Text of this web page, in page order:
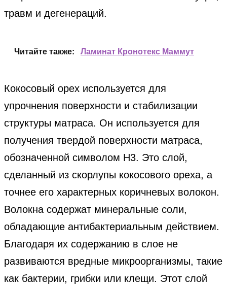
травм и дегенераций.
Читайте также: Ламинат Кронотекс Маммут
Кокосовый орех используется для
упрочнения поверхности и стабилизации
структуры матраса. Он используется для
получения твердой поверхности матраса,
обозначенной символом H3. Это слой,
сделанный из скорлупы кокосового ореха, а
точнее его характерных коричневых волокон.
Волокна содержат минеральные соли,
обладающие антибактериальным действием.
Благодаря их содержанию в слое не
развиваются вредные микроорганизмы, такие
как бактерии, грибки или клещи. Этот слой